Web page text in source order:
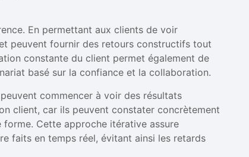
En permettant aux clients de voir
peuvent fournir des retours constructifs tout
constante du client permet également de
basé sur la confiance et la collaboration.
commencer à voir des résultats
client, car ils peuvent constater concrètement
Cette approche itérative assure
faits en temps réel, évitant ainsi les retards